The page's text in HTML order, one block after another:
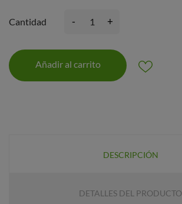
Cantidad - +
Añadir al carrito
DESCRIPCIÓN
DETALLES DEL PRODUCTO